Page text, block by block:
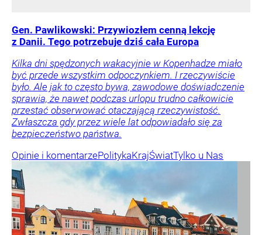
Gen. Pawlikowski: Przywiozłem cenną lekcję
z Danii. Tego potrzebuje dziś cała Europa
Kilka dni spędzonych wakacyjnie w Kopenhadze miało
być przede wszystkim odpoczynkiem. I rzeczywiście
było. Ale jak to często bywa, zawodowe doświadczenie
sprawia, że nawet podczas urlopu trudno całkowicie
przestać obserwować otaczającą rzeczywistość.
Zwłaszcza gdy przez wiele lat odpowiadało się za
bezpieczeństwo państwa.
Opinie i komentarzePolitykaKrajŚwiatTylko u Nas